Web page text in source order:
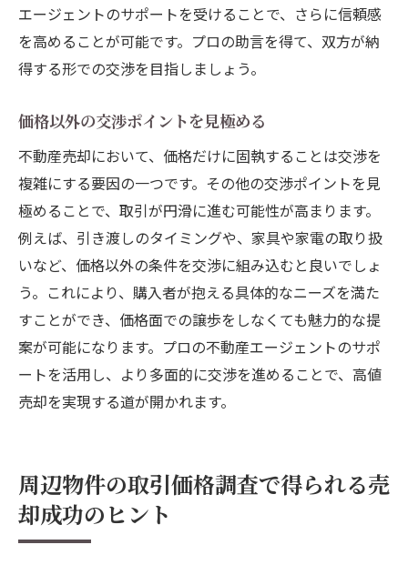
エージェントのサポートを受けることで、さらに信頼感
を高めることが可能です。プロの助言を得て、双方が納
得する形での交渉を目指しましょう。
価格以外の交渉ポイントを見極める
不動産売却において、価格だけに固執することは交渉を
複雑にする要因の一つです。その他の交渉ポイントを見
極めることで、取引が円滑に進む可能性が高まります。
例えば、引き渡しのタイミングや、家具や家電の取り扱
いなど、価格以外の条件を交渉に組み込むと良いでしょ
う。これにより、購入者が抱える具体的なニーズを満た
すことができ、価格面での譲歩をしなくても魅力的な提
案が可能になります。プロの不動産エージェントのサポ
ートを活用し、より多面的に交渉を進めることで、高値
売却を実現する道が開かれます。
周辺物件の取引価格調査で得られる売
却成功のヒント